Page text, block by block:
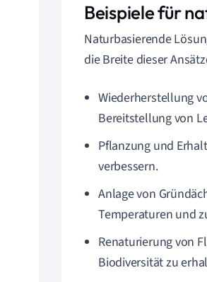
Beispiele für
Naturbasierende
die Breite dieser
Wiederherstellung
Bereitstellung von
Pflanzung und
verbessern.
Anlage von
Temperaturen und
Renaturierung von
Biodiversität zu